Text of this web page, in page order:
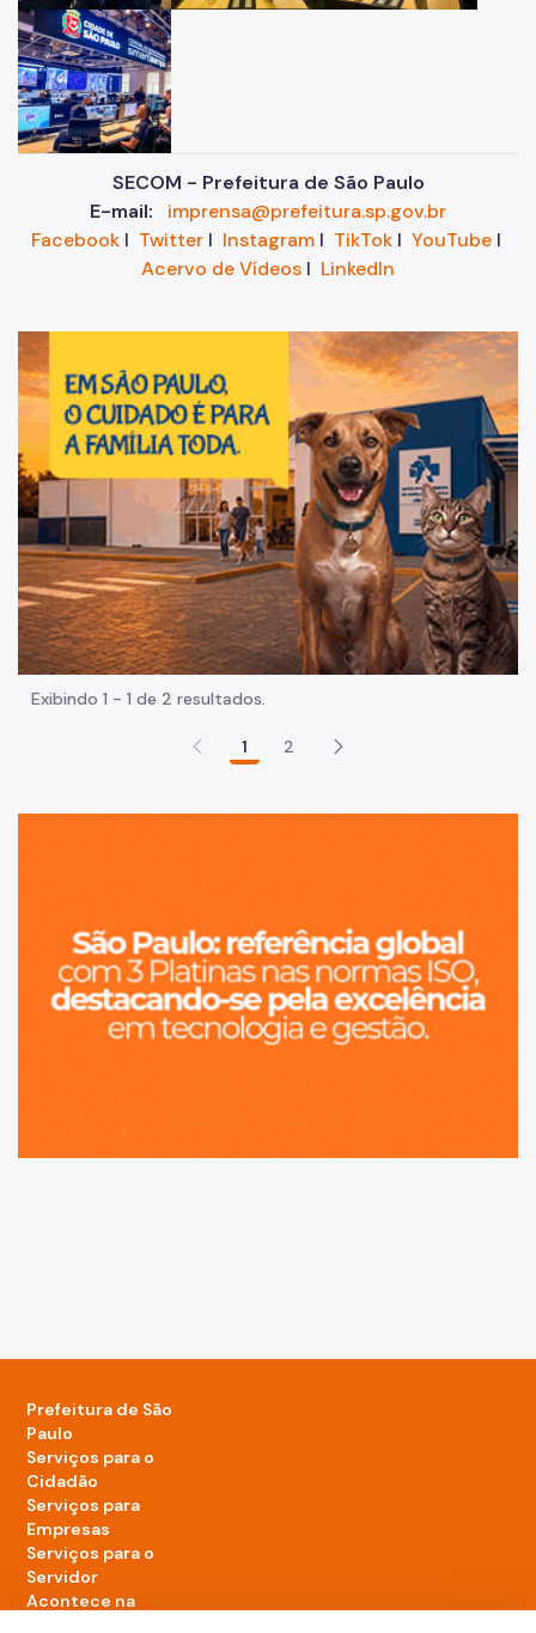
SECOM - Prefeitura de São Paulo
E-mail:
imprensa@prefeitura.sp.gov.br
FacebookI TwitterI InstagramI TikTokI YouTubeI
Acervo de Vídeos I LinkedIn
Exibindo 1 - 1 de 2 resultados.
1 2
Prefeitura de São
Paulo
Serviços para o
Cidadão
Serviços para
Empresas
Serviços para o
Servidor
Acontece na